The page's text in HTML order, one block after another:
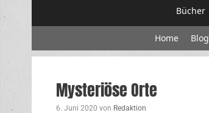
Bücher
Home Blog
Mysteriöse Orte
6. Juni 2020 von Redaktion